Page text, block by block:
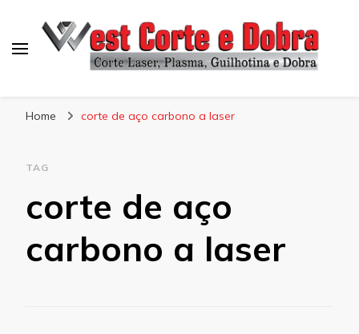
Home corte de aço carbono a laser
TAG
corte de aço
carbono a laser